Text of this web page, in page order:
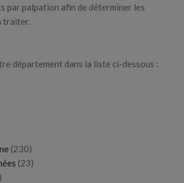
par palpation afin de déterminer les
traiter.
département dans la liste ci-dessous :
(230)
(23)